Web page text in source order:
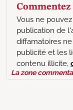
Vous ne
publication de
diffamatoires
publicité et les
contenu illicite,
La zone